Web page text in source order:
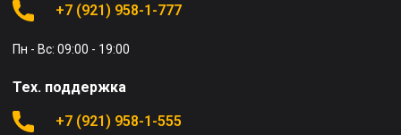
+7 (921) 958-1-777
Пн - Вс: 09:00 - 19:00
Тех. поддержка
+7 (921) 958-1-555